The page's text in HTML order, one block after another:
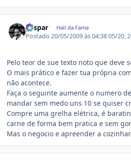
gaspar Hall da Fama
Postado20/05/2009 às 04:3805/20,
Pelo teor de sue texto noto que deve
O mais prático e fazer tua própria
não acontece.
Faça o seguinte aumente o numero
mandar sem medo uns 10 se quiser
Compre uma grelha elétrica, é
carne de forma bem pratica e sem
Mas o negocio e apreender a cozinhar.